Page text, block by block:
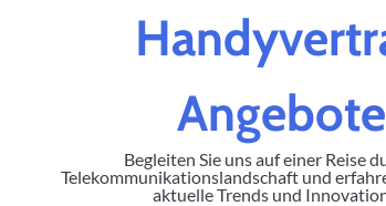
Angebote
Begleiten Sie uns auf einer Reise
Telekommunikationslandschaft und
aktuelle Trends und